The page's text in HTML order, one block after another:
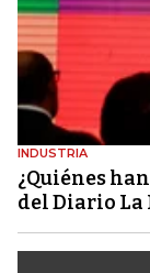
INDUSTRIA
¿Quiénes
del Diario La